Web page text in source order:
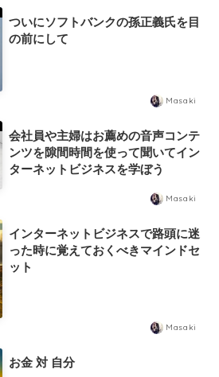
ついにソフトバンクの孫正義氏を目
の前にして
Masaki
会社員や主婦はお薦めの音声コンテ
ンツを隙間時間を使って聞いてイン
ターネットビジネスを学ぼう
Masaki
インターネットビジネスで路頭に迷
った時に覚えておくべきマインドセ
ット
Masaki
お金 対 自分